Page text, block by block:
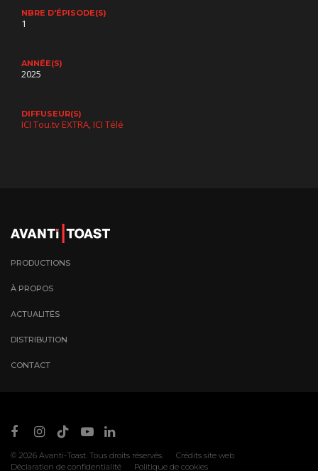
NBRE D'ÉPISODE(S)
1
ANNÉE(S)
2025
DIFFUSEUR(S)
ICI Tou.tv EXTRA ICI Télé
PRODUCTIONS
À PROPOS
ACTUALITÉS
DISTRIBUTION
CONTACT
© 2026 Avanti-Toast. Tous droits réservés.
Crédits site web
Déclaration de confidentialité
Politique de cookies